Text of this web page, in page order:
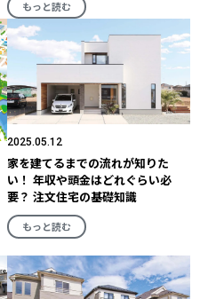
もっと読む
2025.05.12
家を建てるまでの流れが知りた
い！ 年収や頭金はどれぐらい必
要？ 注文住宅の基礎知識
もっと読む